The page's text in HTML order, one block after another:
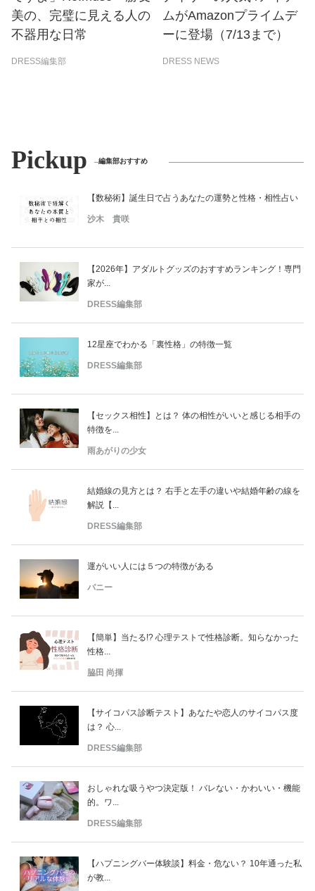
美の、完璧に見える人の
不器用な日常
DRESS編集部
ムがAmazonプライムデ
ーに登場（7/13まで）
DRESS NEWS
Pickup 編集部おすすめ
【数秘術】誕生日で占うあなたの運勢と性格・相性占い
沙木 貴咲
【2026年】アダルトグッズのおすすめランキング！専門
家が...
DRESS編集部
12星座でわかる「裏性格」の特徴一覧
DRESS編集部
【セックス相性】とは？ 体の相性がいいと感じる相手の
特徴を...
雨あがりの少女
結婚線の見方とは？ 右手と左手の違いや結婚年齢の線を
解説【...
DRESS編集部
運がいい人には５つの特徴がある
バニー
【簡単】当たる!? 心理テストで性格診断。知らなかった
性格...
脇田 尚揮
【サイコパス診断テスト】あなたや恋人のサイコパス度
は？ 心...
DRESS編集部
おしゃれな吸うやつ決定版！ バレない・かわいい・機能
的。ワ...
DRESS編集部
【ハプニングバー体験談】料金・危ない？ 10年通った私
が教...